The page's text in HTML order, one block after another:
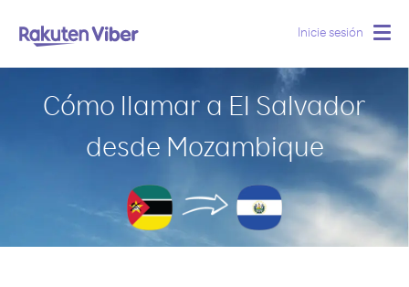
Inicie sesión
Cómo llamar a El Salvador
desde Mozambique